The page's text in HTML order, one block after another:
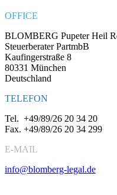
OFFICE
BLOMBERG Pupeter Heil
Steuerberater PartmbB
Kaufingerstraße 8
80331 München
Deutschland
TELEFON
Tel. +49/89/26 20 34 20
Fax. +49/89/26 20 34 299
E-MAIL
info@blomberg-legal.de